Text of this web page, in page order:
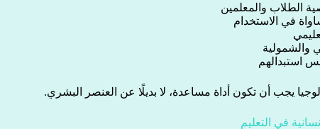
الطلاب والمعلمين
في الاستخدام
والشمولية
استبدالهم
يجب أن تكون أداة مساعدة، لا بديلًا عن العنصر البشري.
في التعليم